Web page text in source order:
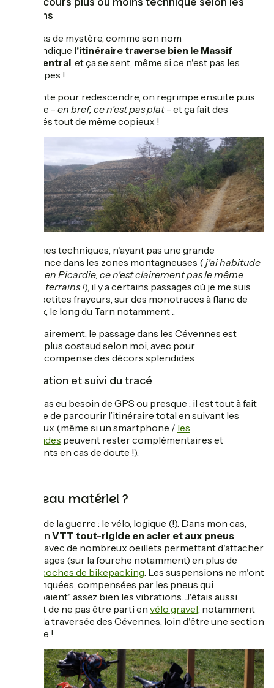
sections
Pas de mystère, comme son nom
l'indique l'itinéraire traverse bien le Massif
Central , et ça se sent, même si ce n'est pas les
Alpes !
On monte pour redescendre, on regrimpe ensuite puis
rebelote - en bref, ce n'est pas plat- et ça fait des
dénivelés tout de même copieux !
En termes techniques, n'ayant pas une grande
expérience dans les zones montagneuses ( j'ai habitude
du VTT en Picardie, ce n'est clairement pas le même
type de terrains !), il y a certains passages où je me suis
fais de petites frayeurs, sur des monotraces à flanc de
coteaux, le long du Tarn notamment ..
Clairement, le passage dans les Cévennes est
le plus costaud selon moi, avec pour
récompense des décors splendides
Orientation et suivi du tracé
Je n'ai pas eu besoin de GPS ou presque : il est tout à fait
possible de parcourir l’itinéraire total en suivant les
panneaux (même si un smartphone / les
topoguides peuvent rester complémentaires et
rassurants en cas de doute !).
Et niveau matériel ?
Le nerf de la guerre : le vélo, logique (!). Dans mon cas,
c'était un VTT tout-rigide en acier et aux pneus
, avec de nombreux oeillets permettant d'attacher
des bagages (sur la fourche notamment) en plus de
sacoches de bikepacking. Les suspensions ne m'ont
pas manquées, compensées par les pneus qui
"absorbaient" assez bien les vibrations. J'étais aussi
content de ne pas être parti en vélo gravel, notamment
lors de la traversée des Cévennes, loin d'être une section
évidente !